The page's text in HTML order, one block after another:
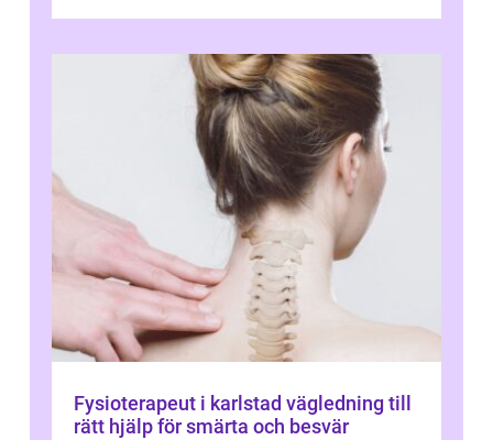
Fysioterapeut i karlstad vägledning till
rätt hjälp för smärta och besvär